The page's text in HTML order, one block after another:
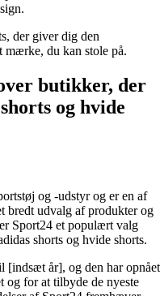
der giver dig den
mærke, du kan stole på.
butikker, der
og hvide
og -udstyr og er en af
bredt udvalg af produkter og
Sport24 et populært valg
shorts og hvide shorts.
[indsæt år], og den har opnået
og for at tilbyde de nyeste